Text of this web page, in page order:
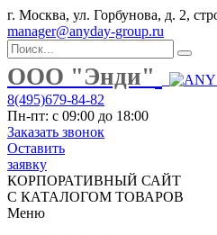
г. Москва, ул. Горбунова, д. 2,
manager@anyday-group.ru
ООО "Энди"
8(495)679-84-82
Пн-пт: с 09:00 до 18:00
Заказать звонок
Оставить
заявку
КОРПОРАТИВНЫЙ САЙТ
С КАТАЛОГОМ ТОВАРОВ
Меню